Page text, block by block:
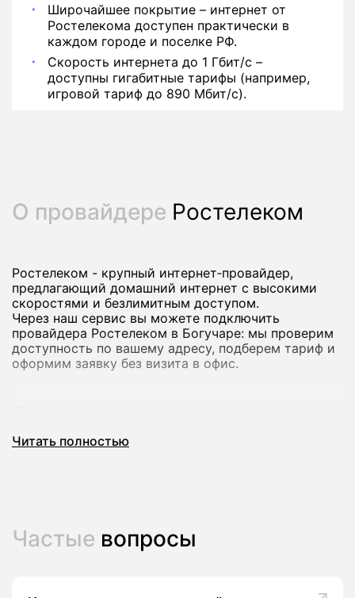
Широчайшее покрытие – интернет от
Ростелекома доступен практически в
каждом городе и поселке РФ.
Скорость интернета до 1 Гбит/с –
доступны гигабитные тарифы (например,
игровой тариф до 890 Мбит/с).
О провайдере Ростелеком
Ростелеком - крупный интернет‑провайдер,
предлагающий домашний интернет с высокими
скоростями и безлимитным доступом.
Через наш сервис вы можете подключить
провайдера Ростелеком в Богучаре: мы проверим
доступность по вашему адресу, подберем тариф и
оформим заявку без визита в офис.
интернет Ростелеком
скоростью до сотен мегабит в секунду, а на ряде
адресов - до 800-1000 Мбит/с, что подходит для
Читать полностью
Частые вопросы